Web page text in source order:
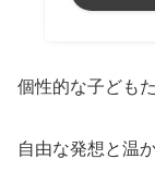
個性的な子ども
自由な発想と温